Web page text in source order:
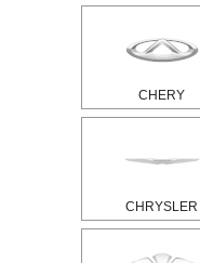
CHERY
CHRYSLER